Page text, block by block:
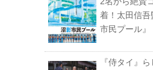
着！太田信
市民プール』
『侍タイ』